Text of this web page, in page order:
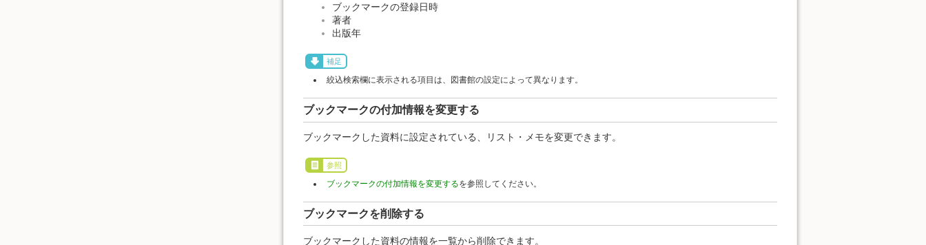
ブックマークの登録日時
著者
出版年
補足
絞込検索欄に表示される項目は、図書館の設定によって異なります。
ブックマークの付加情報を変更する
ブックマークした資料に設定されている、リスト・メモを変更できます。
参照
ブックマークの付加情報を変更するを参照してください。
ブックマークを削除する
ブックマークした資料の情報を一覧から削除できます。